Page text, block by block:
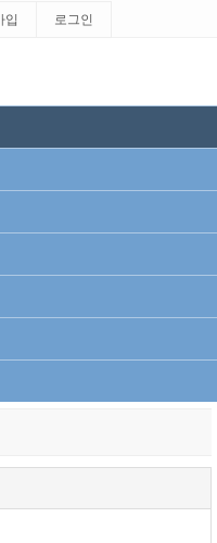
입 로그인